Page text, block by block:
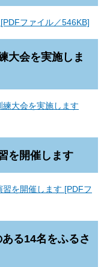
ファイル／546KB]
大会を実施しま
大会を実施します
を開催します
を開催します [PDFフ
る14名をふるさ